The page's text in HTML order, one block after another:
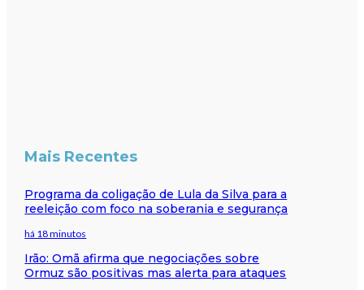
Mais Recentes
Programa da coligação de Lula da Silva para a
reeleição com foco na soberania e segurança
há 18 minutos
Irão: Omã afirma que negociações sobre
Ormuz são positivas mas alerta para ataques